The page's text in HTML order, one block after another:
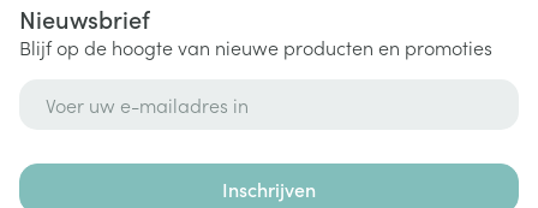
Nieuwsbrief
Blijf op de hoogte van nieuwe producten en promoties
Inschrijven